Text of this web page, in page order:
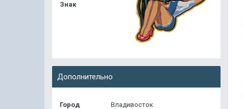
Знак
Дополнительно
Город Владивосток